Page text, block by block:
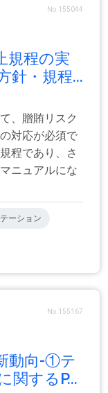
No.155044
規程の実
針・規程...
、贈賄リスク
対応が必須で
程であり、さ
ニュアルにな
ーション
No.155167
動向-①テ
関するP...